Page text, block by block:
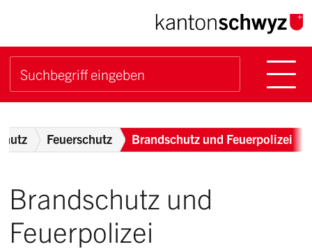
Navigieren im Kanton
Schnellnavigation
Suchbegriff
Breadcrumb
Feuerschutz Brandschutz und Feuerpolizei
Brandschutz und
Feuerpolizei